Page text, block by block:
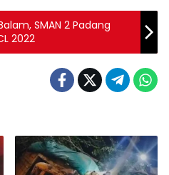
SMAN 2 Padang
2022